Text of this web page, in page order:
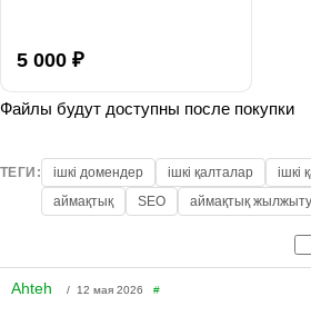
5 000 ₽
Файлы будут доступны после покупки
ТЕГИ: ішкі домендер ішкі қалталар ішкі
аймақтық
SEO аймақтық жылжыту
Ahteh / 12 мая 2026 #